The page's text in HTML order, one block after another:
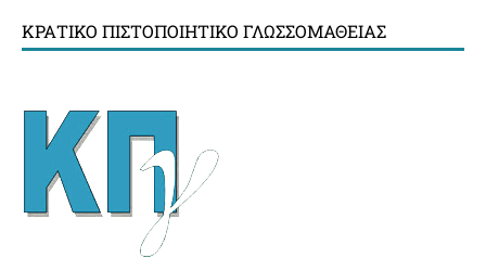
ΚΡΑΤΙΚΌ ΠΙΣΤΟΠΟΙΗΤΙΚΌ ΓΛΩΣΣΟΜΆΘΕΙΑΣ